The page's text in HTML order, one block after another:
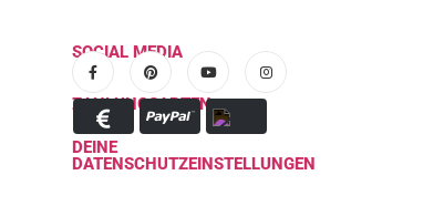
SOCIAL MEDIA
ZAHLUNGSARTEN
DEINE
DATENSCHUTZEINSTELLUNGEN